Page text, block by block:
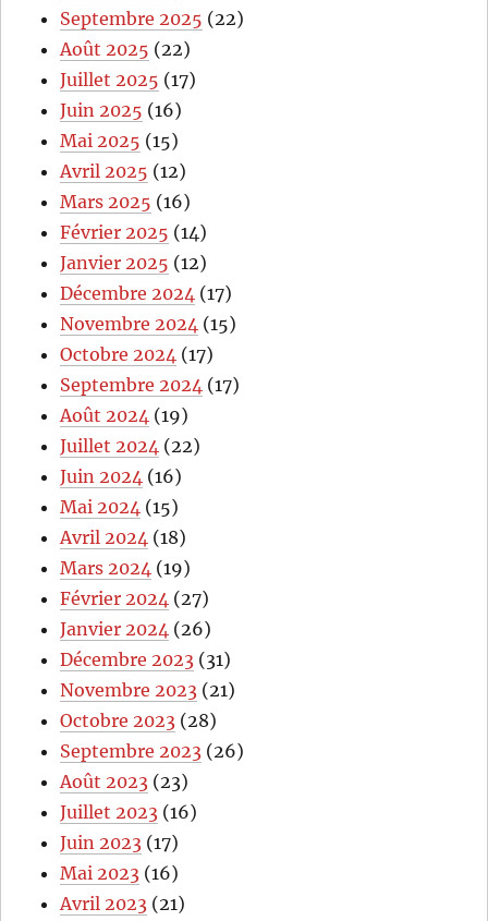
Septembre 2025 (22)
Août 2025 (22)
Juillet 2025 (17)
Juin 2025 (16)
Mai 2025 (15)
Avril 2025 (12)
Mars 2025 (16)
Février 2025 (14)
Janvier 2025 (12)
Décembre 2024 (17)
Novembre 2024 (15)
Octobre 2024 (17)
Septembre 2024 (17)
Août 2024 (19)
Juillet 2024 (22)
Juin 2024 (16)
Mai 2024 (15)
Avril 2024 (18)
Mars 2024 (19)
Février 2024 (27)
Janvier 2024 (26)
Décembre 2023 (31)
Novembre 2023 (21)
Octobre 2023 (28)
Septembre 2023 (26)
Août 2023 (23)
Juillet 2023 (16)
Juin 2023 (17)
Mai 2023 (16)
Avril 2023 (21)